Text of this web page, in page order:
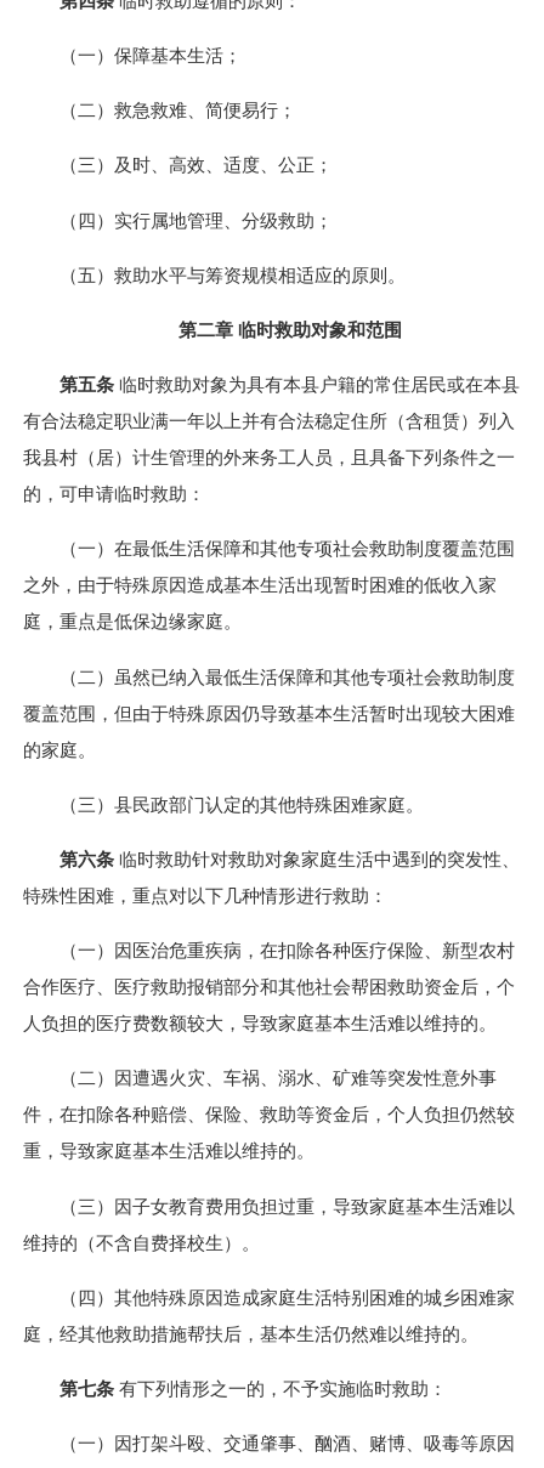
（一）保障基本生活；
（二）救急救难、简便易行；
（三）及时、高效、适度、公正；
（四）实行属地管理、分级救助；
（五）救助水平与筹资规模相适应的原则。
第二章 临时救助对象和范围
第五条 临时救助对象为具有本县户籍的常住居民或在本县
有合法稳定职业满一年以上并有合法稳定住所（含租赁）列入
我县村（居）计生管理的外来务工人员，且具备下列条件之一
的，可申请临时救助：
（一）在最低生活保障和其他专项社会救助制度覆盖范围
之外，由于特殊原因造成基本生活出现暂时困难的低收入家
庭，重点是低保边缘家庭。
（二）虽然已纳入最低生活保障和其他专项社会救助制度
覆盖范围，但由于特殊原因仍导致基本生活暂时出现较大困难
的家庭。
（三）县民政部门认定的其他特殊困难家庭。
第六条 临时救助针对救助对象家庭生活中遇到的突发性、
特殊性困难，重点对以下几种情形进行救助：
（一）因医治危重疾病，在扣除各种医疗保险、新型农村
合作医疗、医疗救助报销部分和其他社会帮困救助资金后，个
人负担的医疗费数额较大，导致家庭基本生活难以维持的。
（二）因遭遇火灾、车祸、溺水、矿难等突发性意外事
件，在扣除各种赔偿、保险、救助等资金后，个人负担仍然较
重，导致家庭基本生活难以维持的。
（三）因子女教育费用负担过重，导致家庭基本生活难以
维持的（不含自费择校生）。
（四）其他特殊原因造成家庭生活特别困难的城乡困难家
庭，经其他救助措施帮扶后，基本生活仍然难以维持的。
第七条 有下列情形之一的，不予实施临时救助：
（一）因打架斗殴、交通肇事、酗酒、赌博、吸毒等原因